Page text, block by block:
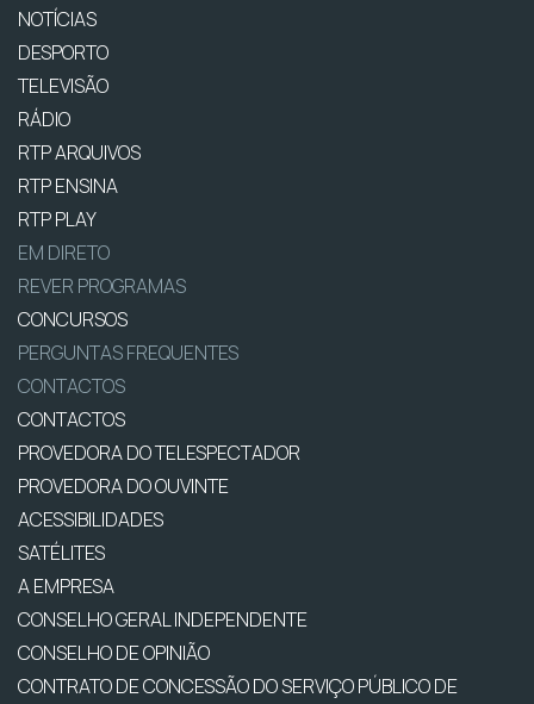
NOTÍCIAS
DESPORTO
TELEVISÃO
RÁDIO
RTP ARQUIVOS
RTP ENSINA
RTP PLAY
EM DIRETO
REVER PROGRAMAS
CONCURSOS
PERGUNTAS FREQUENTES
CONTACTOS
CONTACTOS
PROVEDORA DO TELESPECTADOR
PROVEDORA DO OUVINTE
ACESSIBILIDADES
SATÉLITES
A EMPRESA
CONSELHO GERAL INDEPENDENTE
CONSELHO DE OPINIÃO
CONTRATO DE CONCESSÃO DO SERVIÇO PÚBLICO DE